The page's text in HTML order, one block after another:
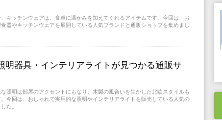
キッチンウェアは、食卓に温かみを加えてくれるアイテムです。今回は、お
器やキッチンウェアを展開している人気ブランドと通販ショップを集めまし
明器具・インテリアライトが見つかる通販サ
照明は部屋のアクセントにもなり、木製の風合いを生かした北欧スタイルも
。今回は、おしゃれで実用的な照明やインテリアライトを販売している人気の
た。..